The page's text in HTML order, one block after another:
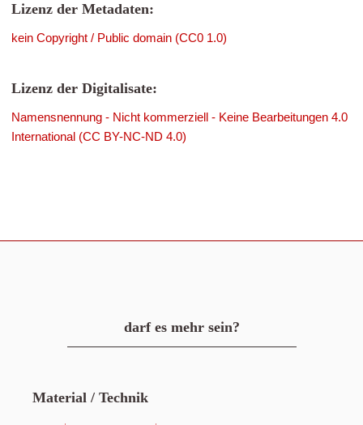
Lizenz der Metadaten:
kein Copyright / Public domain (CC0 1.0)
Lizenz der Digitalisate:
Namensnennung - Nicht kommerziell - Keine Bearbeitungen 4.0
International (CC BY-NC-ND 4.0)
darf es mehr sein?
Material / Technik